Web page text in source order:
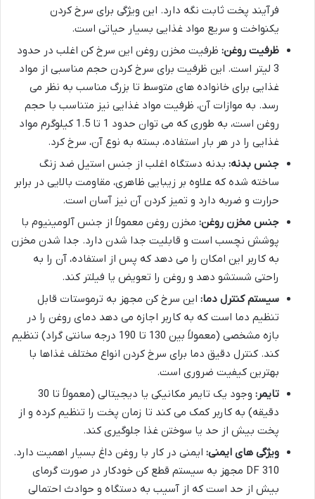
فرآیند پخت ثابت نگه دارد. این ویژگی برای سرخ کردن
یکنواخت و سریع مواد غذایی بسیار حیاتی است.
ظرفیت روغن: ظرفیت مخزن روغن این سرخ کن اغلب در حدود
3 لیتر است. این ظرفیت برای سرخ کردن حجم مناسبی از مواد
غذایی برای خانواده های متوسط تا بزرگ مناسب به نظر می
رسد. به موازات آن، ظرفیت مواد غذایی نیز متناسب با حجم
روغن است، به طوری که می توان حدود 1 تا 1.5 کیلوگرم مواد
غذایی را در هر بار استفاده، بسته به نوع آن، سرخ کرد.
جنس بدنه: بدنه دستگاه اغلب از جنس استیل ضد زنگ
ساخته شده که علاوه بر زیبایی ظاهری، مقاومت بالایی در برابر
حرارت و ضربه دارد و تمیز کردن آن نیز آسان است.
جنس مخزن روغن: مخزن روغن معمولاً از جنس آلومینیوم با
پوشش نچسب است و قابلیت جدا شدن دارد. جدا شدن مخزن
به کاربر این امکان را می دهد که پس از استفاده، آن را به
راحتی شستشو دهد و روغن را تعویض یا فیلتر کند.
سیستم کنترل دما: این سرخ کن مجهز به ترموستات قابل
تنظیم دما است که به کاربر اجازه می دهد دمای روغن را در
بازه مشخصی (معمولاً بین 130 تا 190 درجه سانتی گراد) تنظیم
کند. کنترل دقیق دما برای سرخ کردن انواع مختلف غذاها با
بهترین کیفیت ضروری است.
تایمر:
وجود یک تایمر مکانیکی یا دیجیتالی (معمولاً تا 30
دقیقه) به کاربر کمک می کند تا زمان پخت را تنظیم کرده و از
پخت بیش از حد یا سوختن غذا جلوگیری کند.
ویژگی های ایمنی: ایمنی در کار با روغن داغ بسیار اهمیت دارد.
DF 310 مجهز به سیستم قطع کن خودکار در صورت گرمای
بیش از حد است که از آسیب به دستگاه و حوادث احتمالی